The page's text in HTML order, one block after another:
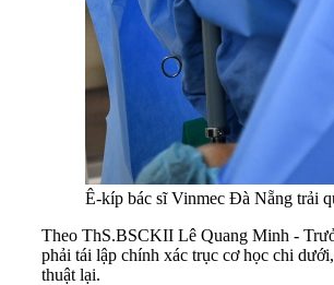
Ê-kíp bác sĩ Vinmec Đà Nẵng trải
Theo ThS.BSCKII Lê Quang Minh -
phải tái lập chính xác trục cơ học chi
thuật lại.